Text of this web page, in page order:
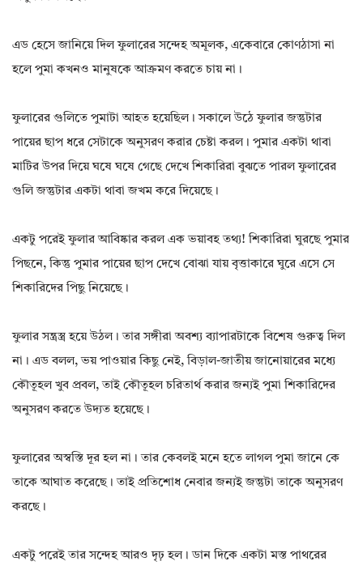
এড হেসে জানিয়ে দিল ফুলারের সন্দেহ অমূলক, একেবারে কোণঠাসা না
হলে পুমা কখনও মানুষকে আক্রমণ করতে চায় না।
ফুলারের গুলিতে পুমাটা আহত হয়েছিল। সকালে উঠে ফুলার জন্তুটার
পায়ের ছাপ ধরে সেটাকে অনুসরণ করার চেষ্টা করল। পুমার একটা থাবা
মাটির উপর দিয়ে ঘষে ঘষে গেছে দেখে শিকারিরা বুঝতে পারল ফুলারের
গুলি জন্তুটার একটা থাবা জখম করে দিয়েছে।
একটু পরেই ফুলার আবিষ্কার করল এক ভয়াবহ তথ্য! শিকারিরা ঘুরছে পুমার
পিছনে, কিন্তু পুমার পায়ের ছাপ দেখে বোঝা যায় বৃত্তাকারে ঘুরে এসে সে
শিকারিদের পিছু নিয়েছে।
ফুলার সন্ত্রস্ত্র হয়ে উঠল। তার সঙ্গীরা অবশ্য ব্যাপারটাকে বিশেষ গুরুত্ব দিল
না। এড বলল, ভয় পাওয়ার কিছু নেই, বিড়াল-জাতীয় জানোয়ারের মধ্যে
কৌতূহল খুব প্রবল, তাই কৌতূহল চরিতার্থ করার জন্যই পুমা শিকারিদের
অনুসরণ করতে উদ্যত হয়েছে।
ফুলারের অস্বস্তি দূর হল না। তার কেবলই মনে হতে লাগল পুমা জানে কে
তাকে আঘাত করেছে। তাই প্রতিশোধ নেবার জন্যই জন্তুটা তাকে অনুসরণ
করছে।
একটু পরেই তার সন্দেহ আরও দৃঢ় হল। ডান দিকে একটা মস্ত পাথরের